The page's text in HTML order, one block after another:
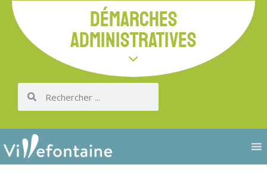
DÉMARCHES
ADMINISTRATIVES